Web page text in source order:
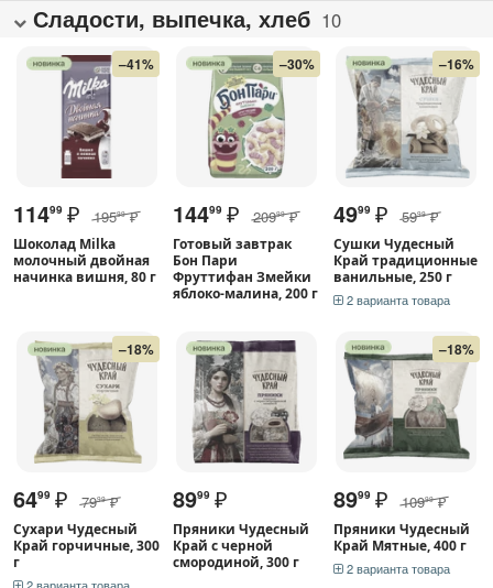
Сладости, выпечка, хлеб 10
–41%
11499 ₽ 19599 ₽
Шоколад Milka
молочный двойная
начинка вишня, 80 г
–30%
14499 ₽ 20999 ₽
Готовый завтрак
Бон Пари
Фруттифан Змейки
яблоко-малина, 200 г
–16%
4999 ₽ 5999 ₽
Сушки Чудесный
Край традиционные
ванильные, 250 г
2 варианта товара
–18%
6499 ₽ 7999 ₽
Сухари Чудесный
Край горчичные, 300
г
2 варианта товара
8999 ₽
Пряники Чудесный
Край с черной
смородиной, 300 г
–18%
8999 ₽ 10999 ₽
Пряники Чудесный
Край Мятные, 400 г
2 варианта товара